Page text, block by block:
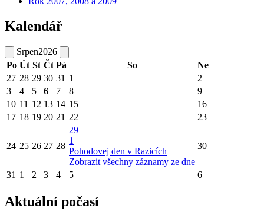
Kalendář
Srpen2026
Po Út St Čt Pá So
Ne
27 28 29 30 31 1
2
3
4 5 6 7 8
9
10 11 12 13 14 15
16
17 18 19 20 21 22 23
24 25 26 27 28
29
1
Pohodovej den v Razicích
Zobrazit všechny záznamy ze dne
30
31 1 2 3 4 5 6
Aktuální počasí